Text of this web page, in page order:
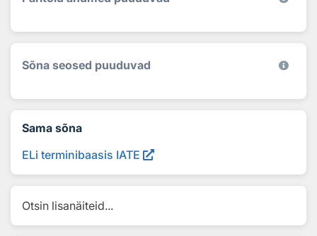
Sõna seosed puuduvad
Sama sõna
ELi terminibaasis IATE
Otsin lisanäiteid...